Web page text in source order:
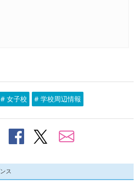
# 女子校 # 学校周辺情報